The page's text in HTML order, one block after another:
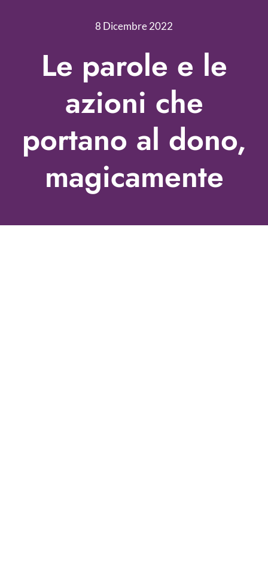
Nonprofit Blog
Libri
Fundraising Academy
Multimedia
Come contattarci
8 Dicembre 2022
Le parole e le
azioni che
portano al dono,
magicamente